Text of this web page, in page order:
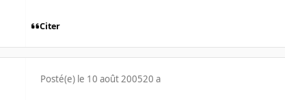
Citer
Posté(e) le 10 août 200520 a